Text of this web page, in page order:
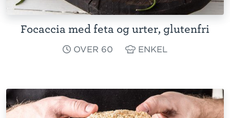
Focaccia med feta og urter, glutenfri
OVER 60 ENKEL